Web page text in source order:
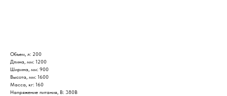
Объем, л: 200
Длина, мм: 1200
Ширина, мм: 900
Высота, мм: 1600
Масса, кг: 160
Напряжение питания, В: 380В